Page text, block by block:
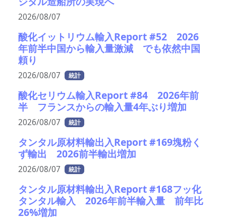
2026/08/07
酸化イットリウム輸入Report #52 2026
年前半中国から輸入量激減 でも依然中国
頼り
2026/08/07 統計
酸化セリウム輸入Report #84 2026年前
半 フランスからの輸入量4年ぶり増加
2026/08/07 統計
タンタル原材料輸出入Report #169塊粉く
ず輸出 2026前半輸出増加
2026/08/07 統計
タンタル原材料輸出入Report #168フッ化
タンタル輸入 2026年前半輸入量 前年比
26%増加